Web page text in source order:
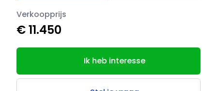
Verkoopprijs
€ 11.450
Ik heb interesse